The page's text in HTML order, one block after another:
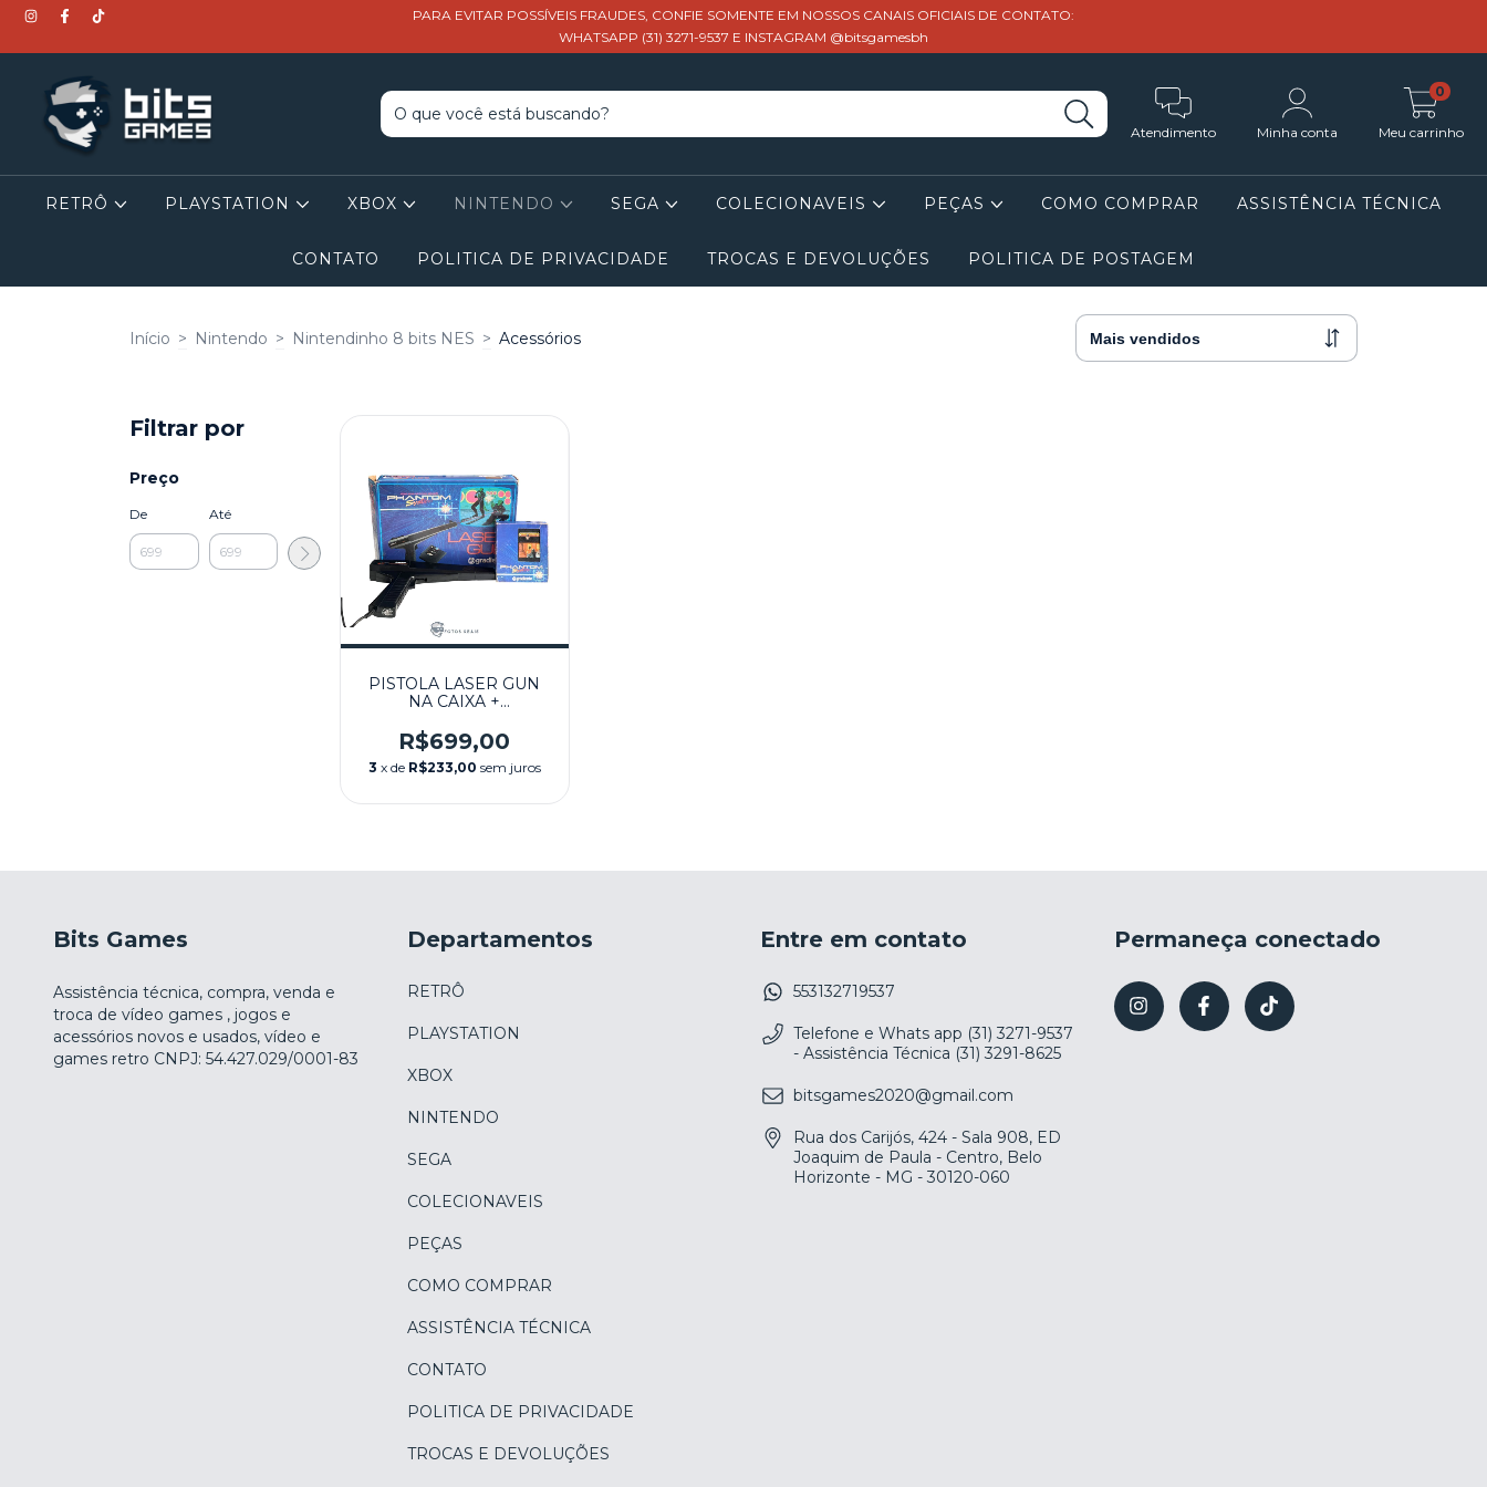
PARA EVITAR POSSÍVEIS FRAUDES, CONFIE SOMENTE EM NOSSOS CANAIS OFICIAIS DE CONTATO:
WHATSAPP (31) 3271-9537 E INSTAGRAM @bitsgamesbh
Atendimento Minha conta Meu carrinho
0
RETRÔ PLAYSTATION XBOX NINTENDO SEGA COLECIONAVEIS PEÇAS COMO COMPRAR ASSISTÊNCIA TÉCNICA
CONTATO POLITICA DE PRIVACIDADE TROCAS E DEVOLUÇÕES POLITICA DE POSTAGEM
Início > Nintendo > Nintendinho 8 bits NES > Acessórios
Filtrar por
Preço
De Até
PISTOLA LASER GUN
NA CAIXA +
SEMINOVO -
PHANTOM SYSTEM
R$699,00
3 x de R$233,00 sem juros
Bits Games
Assistência técnica, compra, venda e
troca de vídeo games , jogos e
acessórios novos e usados, vídeo e
games retro CNPJ: 54.427.029/0001-83
Departamentos
RETRÔ
PLAYSTATION
XBOX
NINTENDO
SEGA
COLECIONAVEIS
PEÇAS
COMO COMPRAR
ASSISTÊNCIA TÉCNICA
CONTATO
POLITICA DE PRIVACIDADE
TROCAS E DEVOLUÇÕES
Entre em contato
553132719537
Telefone e Whats app (31) 3271-9537
- Assistência Técnica (31) 3291-8625
bitsgames2020@gmail.com
Rua dos Carijós, 424 - Sala 908, ED
Joaquim de Paula - Centro, Belo
Horizonte - MG - 30120-060
Permaneça conectado